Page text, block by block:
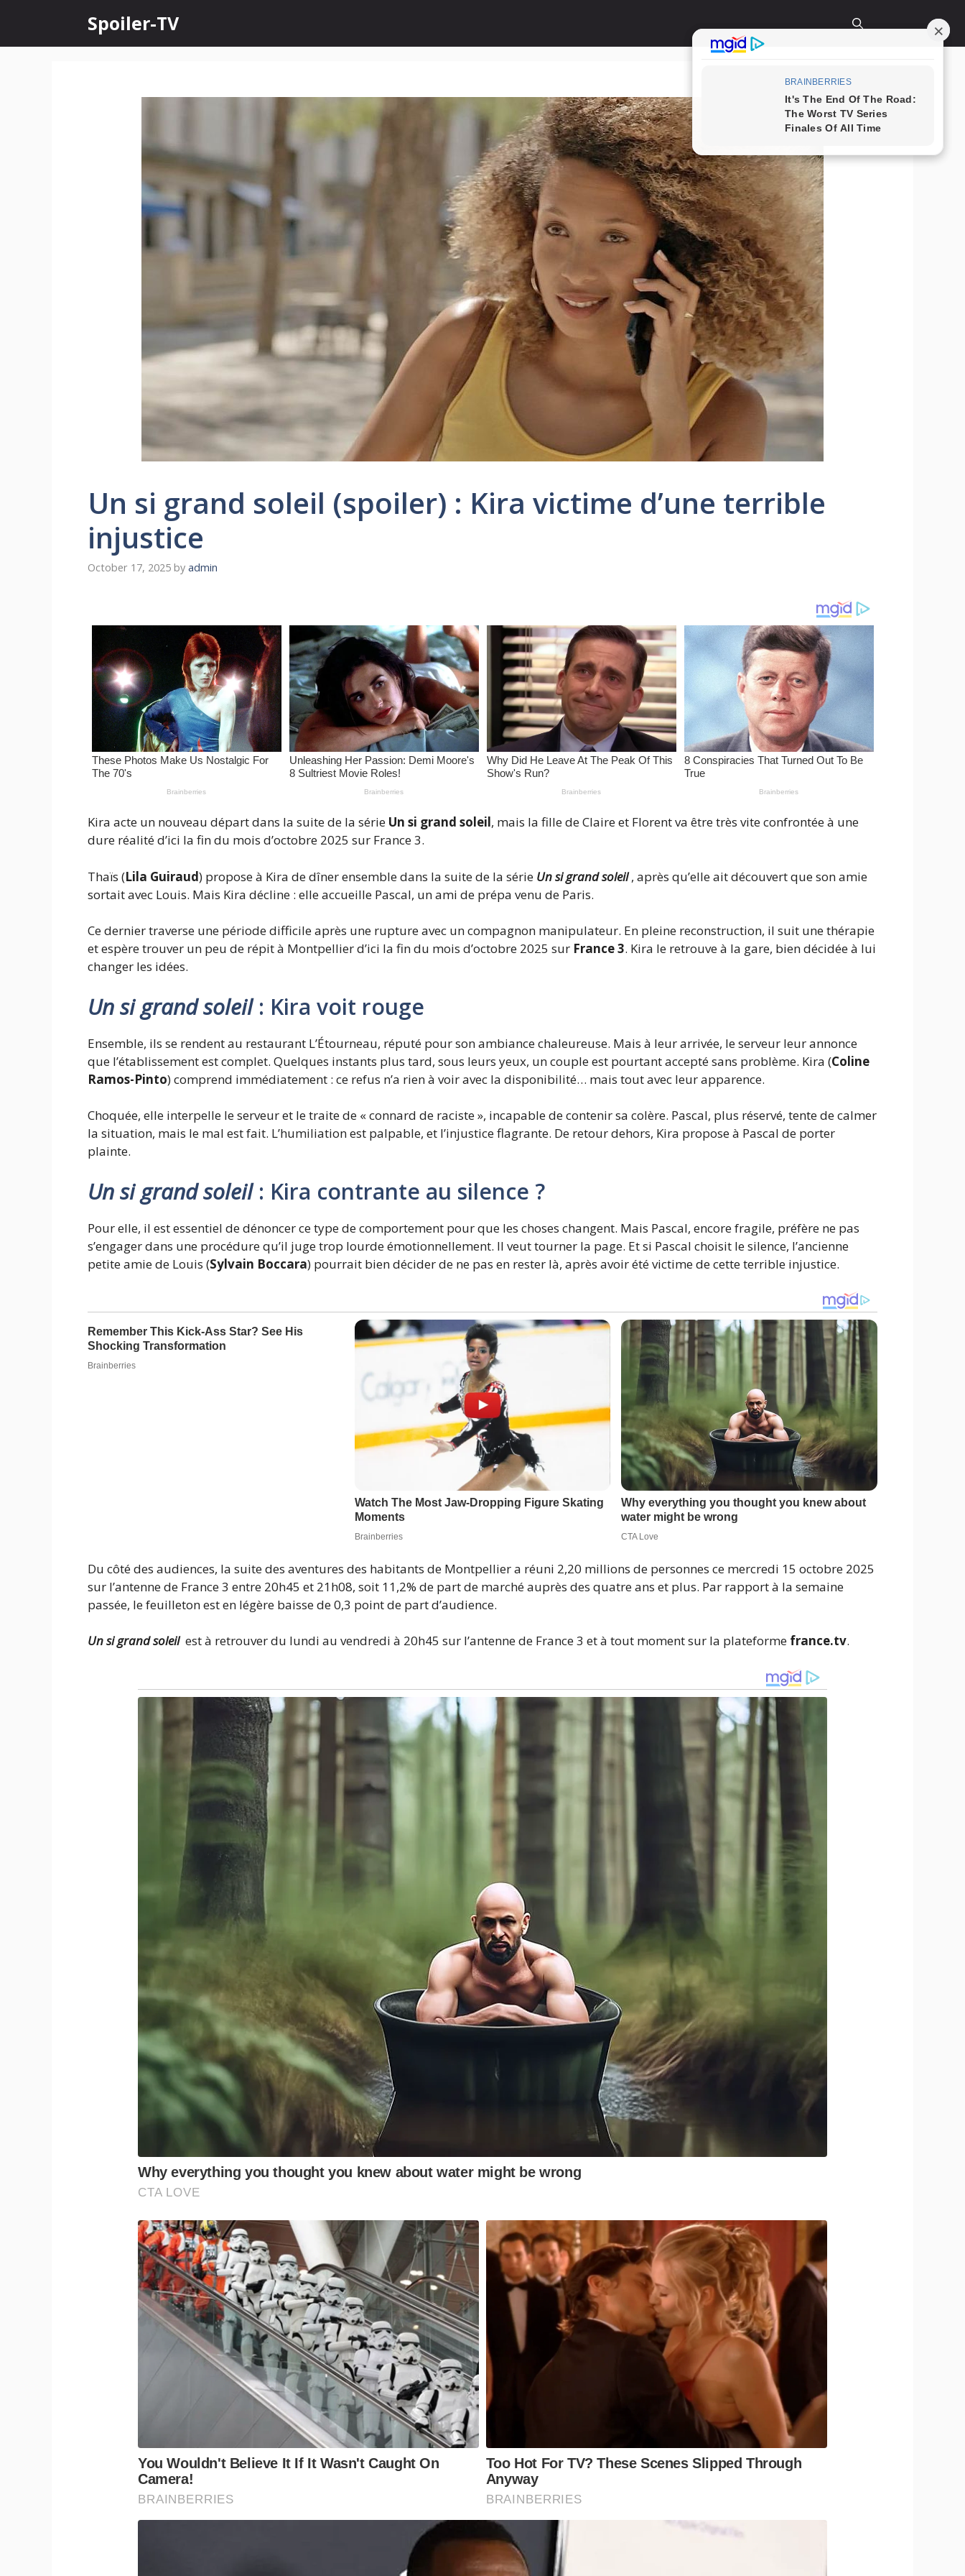
content
Spoiler-TV
Un si grand soleil (spoiler) : Kira victime d’une terrible
injustice
October 17, 2025 by admin
Kira acte un nouveau départ dans la suite de la série Un si grand soleil, mais la fille de Claire et Florent va être très vite confrontée à une
dure réalité d’ici la fin du mois d’octobre 2025 sur France 3.
Thaïs (Lila Guiraud) propose à Kira de dîner ensemble dans la suite de la série Un si grand soleil , après qu’elle ait découvert que son amie
sortait avec Louis. Mais Kira décline : elle accueille Pascal, un ami de prépa venu de Paris.
Ce dernier traverse une période difficile après une rupture avec un compagnon manipulateur. En pleine reconstruction, il suit une thérapie
et espère trouver un peu de répit à Montpellier d’ici la fin du mois d’octobre 2025 sur France 3. Kira le retrouve à la gare, bien décidée à lui
changer les idées.
Un si grand soleil: Kira voit rouge
Ensemble, ils se rendent au restaurant L’Étourneau, réputé pour son ambiance chaleureuse. Mais à leur arrivée, le serveur leur annonce
que l’établissement est complet. Quelques instants plus tard, sous leurs yeux, un couple est pourtant accepté sans problème. Kira (Coline
Ramos-Pinto) comprend immédiatement : ce refus n’a rien à voir avec la disponibilité… mais tout avec leur apparence.
Choquée, elle interpelle le serveur et le traite de « connard de raciste », incapable de contenir sa colère. Pascal, plus réservé, tente de calmer
la situation, mais le mal est fait. L’humiliation est palpable, et l’injustice flagrante. De retour dehors, Kira propose à Pascal de porter
plainte.
Un si grand soleil: Kira contrante au silence ?
Pour elle, il est essentiel de dénoncer ce type de comportement pour que les choses changent. Mais Pascal, encore fragile, préfère ne pas
s’engager dans une procédure qu’il juge trop lourde émotionnellement. Il veut tourner la page. Et si Pascal choisit le silence, l’ancienne
petite amie de Louis (Sylvain Boccara) pourrait bien décider de ne pas en rester là, après avoir été victime de cette terrible injustice.
Du côté des audiences, la suite des aventures des habitants de Montpellier a réuni 2,20 millions de personnes ce mercredi 15 octobre 2025
sur l’antenne de France 3 entre 20h45 et 21h08, soit 11,2% de part de marché auprès des quatre ans et plus. Par rapport à la semaine
passée, le feuilleton est en légère baisse de 0,3 point de part d’audience.
Un si grand soleil est à retrouver du lundi au vendredi à 20h45 sur l’antenne de France 3 et à tout moment sur la plateforme france.tv.